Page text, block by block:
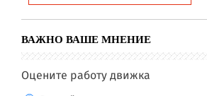
ВАЖНО ВАШЕ МНЕНИЕ
Оцените работу движка